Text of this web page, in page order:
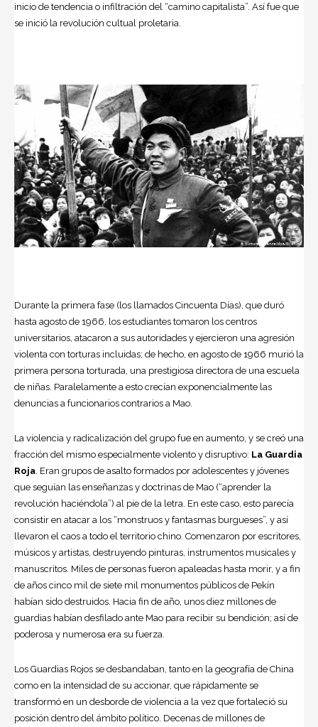
inicio de tendencia o infiltración del “camino capitalista”. Así fue que
se inició la revolución cultual proletaria.
Durante la primera fase (los llamados Cincuenta Días), que duró
hasta agosto de 1966, los estudiantes tomaron los centros
universitarios, atacaron a sus autoridades y ejercieron una agresión
violenta con torturas incluidas; de hecho, en agosto de 1966 murió la
primera persona torturada, una prestigiosa directora de una escuela
de niñas. Paralelamente a esto crecían exponencialmente las
denuncias a funcionarios contrarios a Mao.
La violencia y radicalización del grupo fue en aumento, y se creó una
fracción del mismo especialmente violento y disruptivo: La Guardia
Roja. Eran grupos de asalto formados por adolescentes y jóvenes
que seguían las enseñanzas y doctrinas de Mao (“aprender la
revolución haciéndola”) al pie de la letra. En este caso, esto parecía
consistir en atacar a los “monstruos y fantasmas burgueses”, y así
llevaron el caos a todo el territorio chino. Comenzaron por escritores,
músicos y artistas, destruyendo pinturas, instrumentos musicales y
manuscritos. Miles de personas fueron apaleadas hasta morir, y a fin
de años cinco mil de siete mil monumentos públicos de Pekín
habían sido destruidos. Hacia fin de año, unos diez millones de
guardias habían desfilado ante Mao para recibir su bendición; así de
poderosa y numerosa era su fuerza.
Los Guardias Rojos se desbandaban, tanto en la geografía de China
como en la intensidad de su accionar, que rápidamente se
transformó en un desborde de violencia a la vez que fortaleció su
posición dentro del ámbito político. Decenas de millones de